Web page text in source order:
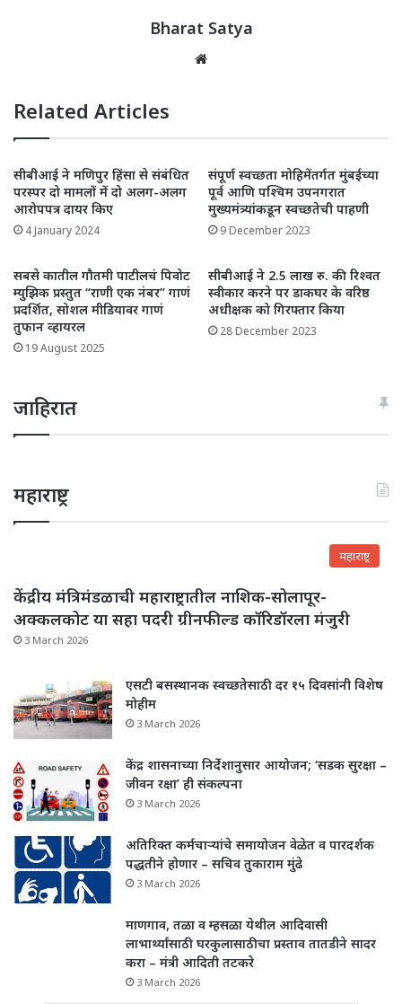
Bharat Satya
Related Articles
सीबीआई ने मणिपुर हिंसा से संबंधित
परस्पर दो मामलों में दो अलग-अलग
आरोपपत्र दायर किए
4 January 2024
संपूर्ण स्वच्छता मोहिमेंतर्गत मुंबईच्या
पूर्व आणि पश्चिम उपनगरात
मुख्यमंत्र्यांकडून स्वच्छतेची पाहणी
9 December 2023
सबसे कातील गौतमी पाटीलचं पिवोट
म्युझिक प्रस्तुत “राणी एक नंबर” गाणं
प्रदर्शित, सोशल मीडियावर गाणं
तुफान व्हायरल
19 August 2025
सीबीआई ने 2.5 लाख रु. की रिश्वत
स्वीकार करने पर डाकघर के वरिष्ठ
अधीक्षक को गिरफ्तार किया
28 December 2023
जाहिरात
महाराष्ट्र
महाराष्ट्र
केंद्रीय मंत्रिमंडळाची महाराष्ट्रातील नाशिक-सोलापूर-
अक्कलकोट या सहा पदरी ग्रीनफील्ड कॉरिडॉरला मंजुरी
3 March 2026
एसटी बसस्थानक स्वच्छतेसाठी दर १५ दिवसांनी विशेष
मोहीम
3 March 2026
केंद्र शासनाच्या निर्देशानुसार आयोजन; ‘सडक सुरक्षा –
जीवन रक्षा’ ही संकल्पना
3 March 2026
अतिरिक्त कर्मचाऱ्यांचे समायोजन वेळेत व पारदर्शक
पद्धतीने होणार – सचिव तुकाराम मुंढे
3 March 2026
माणगाव, तळा व म्हसळा येथील आदिवासी
लाभार्थ्यांसाठी घरकुलासाठीचा प्रस्ताव तातडीने सादर
करा – मंत्री आदिती तटकरे
3 March 2026